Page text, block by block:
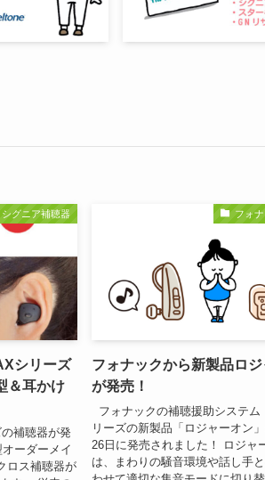
シグニア補聴器
シリーズ
＆耳かけ
補聴器が発
ーダーメイ
ロス補聴器が
フォ
フォナックから新製品ロ
が発売！
フォナックの補聴援助システム
リーズの新製品「ロジャーオン
26日に発売されました！ ロジャ
は、まわりの騒音環境や話し手